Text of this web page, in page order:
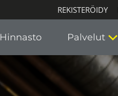
REKISTERÖIDY
Hinnasto Palvelut